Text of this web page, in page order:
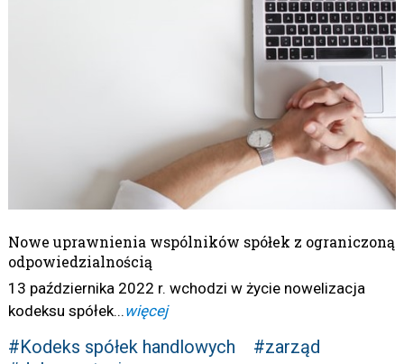
Nowe uprawnienia wspólników spółek z ograniczoną
odpowiedzialnością
13 października 2022 r. wchodzi w życie nowelizacja
kodeksu spółek...więcej
#Kodeks spółek handlowych
#zarząd